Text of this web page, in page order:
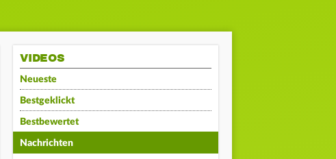
VIDEOS
Neueste
Bestgeklickt
Bestbewertet
Nachrichten